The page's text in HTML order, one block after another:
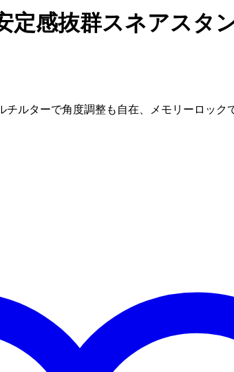
定感抜群スネアスタ
チルターで角度調整も自在、メモリーロッ